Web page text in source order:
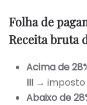
Folha de
Receita bruta
Acima de
III →
Abaixo de